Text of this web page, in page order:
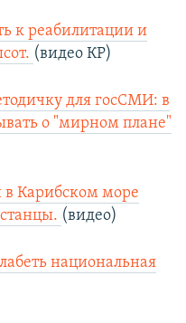
к реабилитации и
(видео КР)
для госСМИ: в
о "мирном плане"
в Карибском море
(видео)
национальная